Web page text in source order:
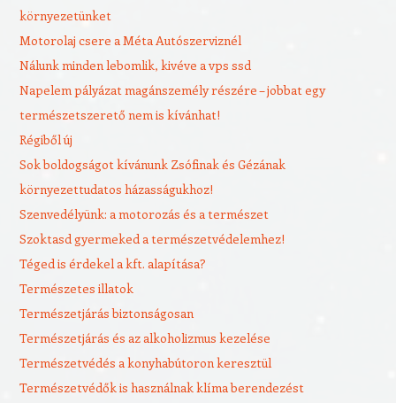
környezetünket
Motorolaj csere a Méta Autószerviznél
Nálunk minden lebomlik, kivéve a vps ssd
Napelem pályázat magánszemély részére – jobbat egy
természetszerető nem is kívánhat!
Régiből új
Sok boldogságot kívánunk Zsófinak és Gézának
környezettudatos házasságukhoz!
Szenvedélyünk: a motorozás és a természet
Szoktasd gyermeked a természetvédelemhez!
Téged is érdekel a kft. alapítása?
Természetes illatok
Természetjárás biztonságosan
Természetjárás és az alkoholizmus kezelése
Természetvédés a konyhabútoron keresztül
Természetvédők is használnak klíma berendezést